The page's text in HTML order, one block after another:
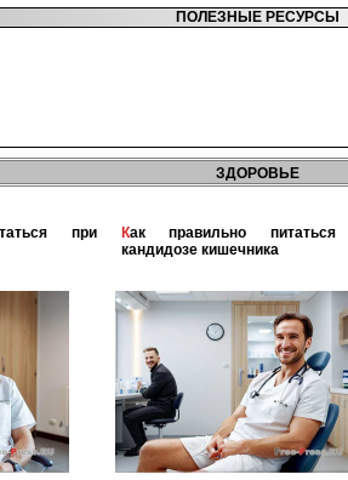
ПОЛЕЗНЫЕ РЕСУРСЫ
ЗДОРОВЬЕ
Как правильно питаться при
кандидозе кишечника